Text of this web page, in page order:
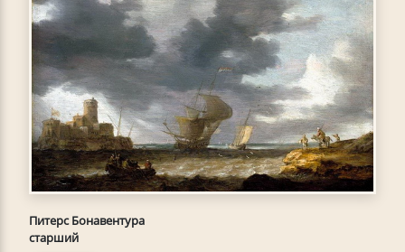
Питерс Бонавентура
старший